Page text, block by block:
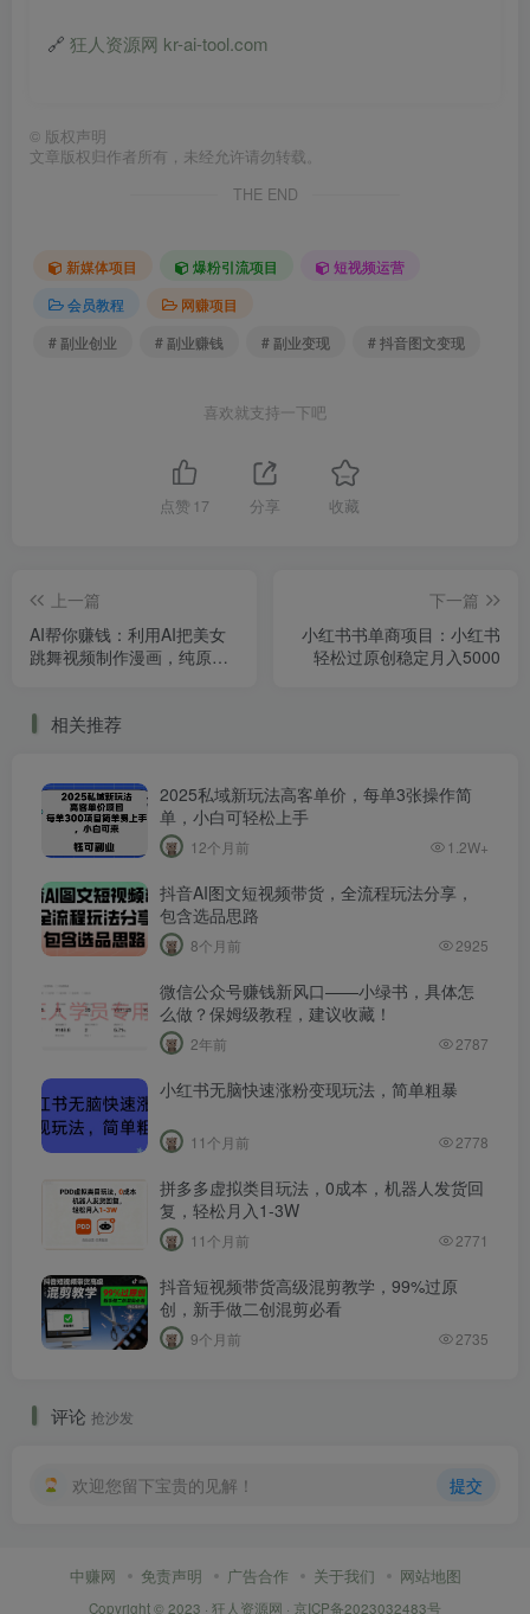
🔗 狂人资源网 kr-ai-tool.com
© 版权声明
文章版权归作者所有，未经允许请勿转载。
THE END
新媒体项目 爆粉引流项目
短视频运营
会员教程
网赚项目
# 副业创业
# 副业赚钱 # 副业变现 # 抖音图文变现
喜欢就支持一下吧
点赞 17 分享 收藏
上一篇
AI帮你赚钱：利用AI把美女
跳舞视频制作漫画，纯原
下一篇
小红书书单商项目：小红书
轻松过原创稳定月入5000
相关推荐
2025私域新玩法高客单价，每单3张操作简
单，小白可轻松上手
12个月前 1.2W+
抖音AI图文短视频带货，全流程玩法分享，
包含选品思路
8个月前 2925
微信公众号赚钱新风口——小绿书，具体怎
么做？保姆级教程，建议收藏！
2年前 2787
小红书无脑快速涨粉变现玩法，简单粗暴
11个月前 2778
拼多多虚拟类目玩法，0成本，机器人发货回
复，轻松月入1-3W
11个月前 2771
抖音短视频带货高级混剪教学，99%过原
创，新手做二创混剪必看
9个月前 2735
评论 抢沙发
欢迎您留下宝贵的见解！ 提交
中赚网 免责声明 广告合作 关于我们 网站地图
Copyright © 2023 · 狂人资源网 · 京ICP备2023032483号